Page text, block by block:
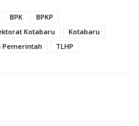
BPK
BPKP
Kotabaru
Kotabaru
Pemerintah TLHP